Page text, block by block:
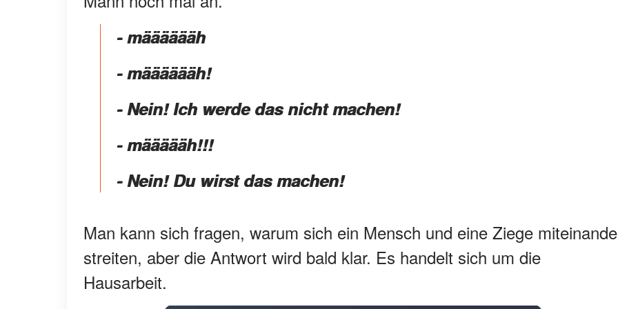
- määääääh
- määääääh!
- Nein! Ich werde das nicht machen!
- määäääh!!!
- Nein! Du wirst das machen!
Man kann sich fragen, warum sich ein Mensch und eine Ziege
streiten, aber die Antwort wird bald klar. Es handelt sich um die
Hausarbeit.